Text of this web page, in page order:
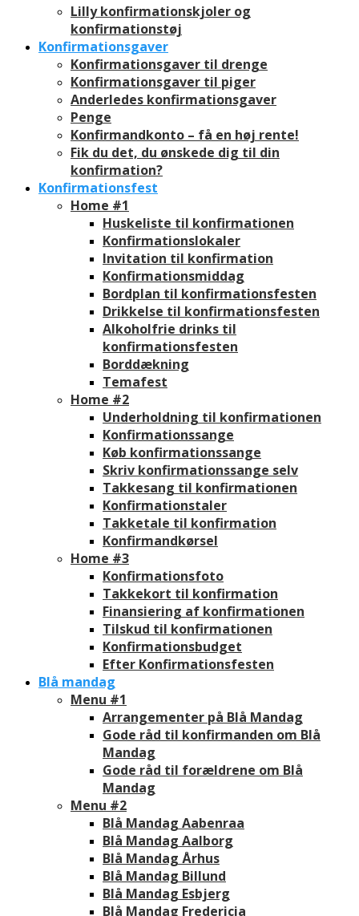
Lilly konfirmationskjoler og
konfirmationstøj
Konfirmationsgaver
Konfirmationsgaver til drenge
Konfirmationsgaver til piger
Anderledes konfirmationsgaver
Penge
Konfirmandkonto – få en høj rente!
Fik du det, du ønskede dig til din
konfirmation?
Konfirmationsfest
Home #1
Huskeliste til konfirmationen
Konfirmationslokaler
Invitation til konfirmation
Konfirmationsmiddag
Bordplan til konfirmationsfesten
Drikkelse til konfirmationsfesten
Alkoholfrie drinks til
konfirmationsfesten
Borddækning
Temafest
Home #2
Underholdning til konfirmationen
Konfirmationssange
Køb konfirmationssange
Skriv konfirmationssange selv
Takkesang til konfirmationen
Konfirmationstaler
Takketale til konfirmation
Konfirmandkørsel
Home #3
Konfirmationsfoto
Takkekort til konfirmation
Finansiering af konfirmationen
Tilskud til konfirmationen
Konfirmationsbudget
Efter Konfirmationsfesten
Blå mandag
Menu #1
Arrangementer på Blå Mandag
Gode råd til konfirmanden om Blå
Mandag
Gode råd til forældrene om Blå
Mandag
Menu #2
Blå Mandag Aabenraa
Blå Mandag Aalborg
Blå Mandag Århus
Blå Mandag Billund
Blå Mandag Esbjerg
Blå Mandag Fredericia